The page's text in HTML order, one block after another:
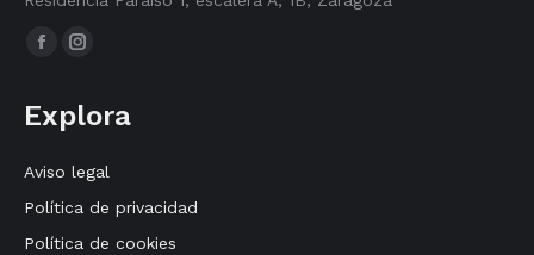
Encuéntranos en:
Facebook
opens
new
window
Instagram
opens
new
window
Explora
Aviso legal
Política de privacidad
Política de cookies